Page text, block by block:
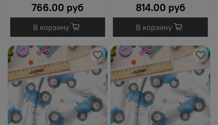
766.00 руб
В корзину
814.00 руб
В корзину